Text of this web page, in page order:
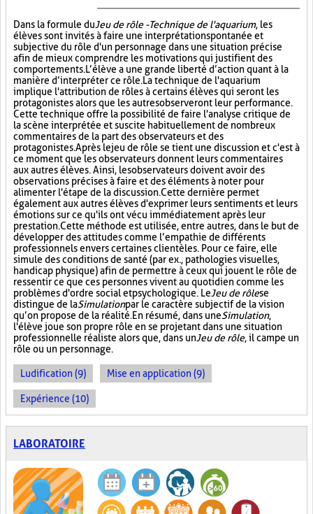
Dans la formule duJeu de rôle - Technique de l'aquarium, les
élèves sont invités à faire une interprétation spontanée et
subjective du rôle d'un personnage dans une situation précise
afin de mieux comprendre les motivations qui justifient des
comportements. L’élève a une grande liberté d’action quant à la
manière d’interpréter ce rôle. La technique de l'aquarium
implique l'attribution de rôles à certains élèves qui seront les
protagonistes alors que les autres observeront leur performance.
Cette technique offre la possibilité de faire l'analyse critique de
la scène interprétée et suscite habituellement de nombreux
commentaires de la part des observateurs et des
protagonistes. Après le jeu de rôle se tient une discussion et c'est à
ce moment que les observateurs donnent leurs commentaires
aux autres élèves. Ainsi, les observateurs doivent avoir des
observations précises à faire et des éléments à noter pour
alimenter l'étape de la discussion. Cette dernière permet
également aux autres élèves d'exprimer leurs sentiments et leurs
émotions sur ce qu'ils ont vécu immédiatement après leur
prestation. Cette méthode est utilisée, entre autres, dans le but de
développer des attitudes comme l’empathie de différents
professionnels envers certaines clientèles. Pour ce faire, elle
simule des conditions de santé (par ex., pathologies visuelles,
handicap physique) afin de permettre à ceux qui jouent le rôle de
ressentir ce que ces personnes vivent au quotidien comme les
problèmes d'ordre social et psychologique. LeJeu de rôlese
distingue de laSimulationpar le caractère subjectif de la vision
qu’on propose de la réalité. En résumé, dans uneSimulation,
l'élève joue son propre rôle en se projetant dans une situation
professionnelle réaliste alors que, dans unJeu de rôle, il campe un
rôle ou un personnage.
Ludification (9) Mise en application (9)
Expérience (10)
LABORATOIRE